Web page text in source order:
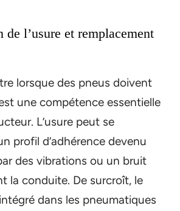
l’usure et remplacement
lorsque des pneus doivent
une compétence essentielle
L’usure peut se
profil d’adhérence devenu
des vibrations ou un bruit
la conduite. De surcroît, le
dans les pneumatiques